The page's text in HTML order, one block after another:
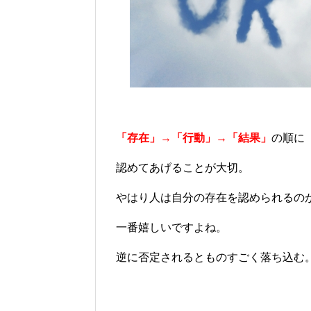
「存在」→「行動」→「結果」 の順に
認めてあげることが大切。
やはり人は自分の存在を認められるの
一番嬉しいですよね。
逆に否定されるとものすごく落ち込む